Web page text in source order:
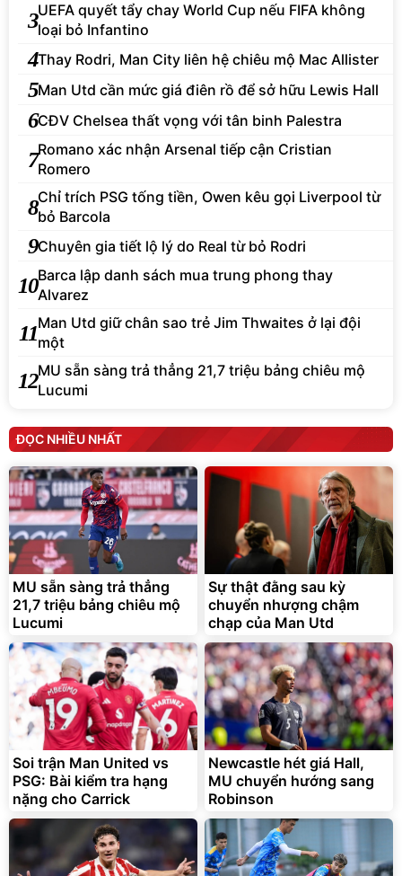
3UEFA quyết tẩy chay World Cup nếu FIFA không
loại bỏ Infantino
4Thay Rodri, Man City liên hệ chiêu mộ Mac Allister
5Man Utd cần mức giá điên rồ để sở hữu Lewis Hall
6CĐV Chelsea thất vọng với tân binh Palestra
7Romano xác nhận Arsenal tiếp cận Cristian
Romero
8Chỉ trích PSG tống tiền, Owen kêu gọi Liverpool từ
bỏ Barcola
9Chuyên gia tiết lộ lý do Real từ bỏ Rodri
10Barca lập danh sách mua trung phong thay
Alvarez
11Man Utd giữ chân sao trẻ Jim Thwaites ở lại đội
một
12MU sẵn sàng trả thẳng 21,7 triệu bảng chiêu mộ
Lucumi
ĐỌC NHIỀU NHẤT
MU sẵn sàng trả thẳng
21,7 triệu bảng chiêu mộ
Lucumi
Sự thật đằng sau kỳ
chuyển nhượng chậm
chạp của Man Utd
Soi trận Man United vs
PSG: Bài kiểm tra hạng
nặng cho Carrick
Newcastle hét giá Hall,
MU chuyển hướng sang
Robinson